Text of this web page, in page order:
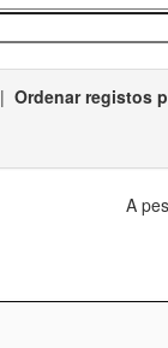
| Ordenar registos
A